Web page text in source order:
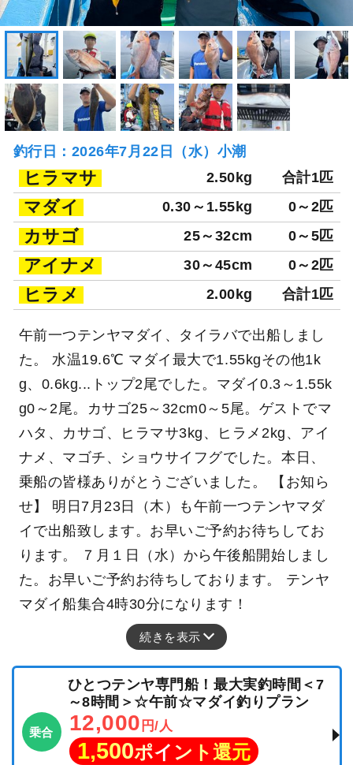
釣行日：2026年7月22日（水）小潮
ヒラマサ 2.50kg 合計1匹
マダイ 0.30～1.55kg 0～2匹
カサゴ 25～32cm 0～5匹
アイナメ 30～45cm 0～2匹
ヒラメ 2.00kg 合計1匹
午前一つテンヤマダイ、タイラバで出船しまし
た。 水温19.6℃ マダイ最大で1.55kgその他1k
g、0.6kg...トップ2尾でした。マダイ0.3～1.55k
g0～2尾。カサゴ25～32cm0～5尾。ゲストでマ
ハタ、カサゴ、ヒラマサ3kg、ヒラメ2kg、アイ
ナメ、マゴチ、ショウサイフグでした。本日、
乗船の皆様ありがとうございました。 【お知ら
せ】 明日7月23日（木）も午前一つテンヤマダ
イで出船致します。お早いご予約お待ちしてお
ります。 ７月１日（水）から午後船開始しまし
た。お早いご予約お待ちしております。 テンヤ
マダイ船集合4時30分になります！
続きを表示
乗合
ひとつテンヤ専門船！最大実釣時間＜7
～8時間＞☆午前☆マダイ釣りプラン
12,000 円/人
1,500ポイント還元